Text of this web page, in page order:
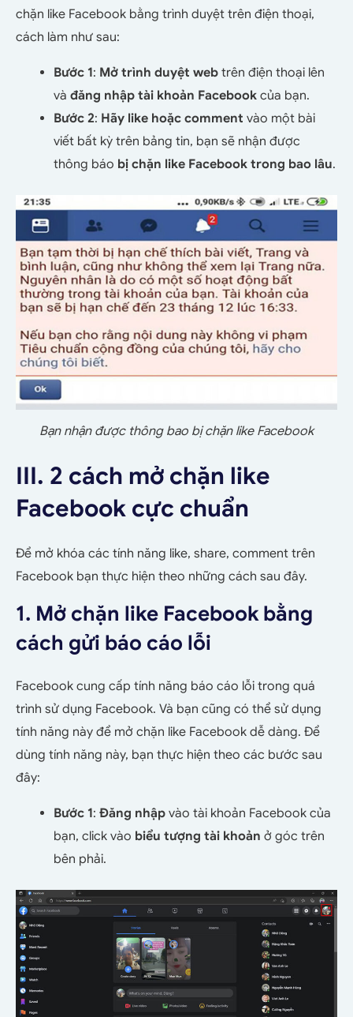
chặn like Facebook bằng trình duyệt trên điện thoại,
cách làm như sau:
Bước 1: Mở trình duyệt web trên điện thoại lên
và đăng nhập tài khoản Facebook của bạn.
Bước 2: Hãy like hoặc comment vào một bài
viết bất kỳ trên bảng tin, bạn sẽ nhận được
thông báo bị chặn like Facebook trong bao lâu.
Bạn nhận được thông bao bị chặn like Facebook
III. 2 cách mở chặn like
Facebook cực chuẩn
Để mở khóa các tính năng like, share, comment trên
Facebook bạn thực hiện theo những cách sau đây.
1. Mở chặn like Facebook bằng
cách gửi báo cáo lỗi
Facebook cung cấp tính năng báo cáo lỗi trong quá
trình sử dụng Facebook. Và bạn cũng có thể sử dụng
tính năng này để mở chặn like Facebook dễ dàng. Để
dùng tính năng này, bạn thực hiện theo các bước sau
đây:
Bước 1: Đăng nhập vào tài khoản Facebook của
bạn, click vào biểu tượng tài khoản ở góc trên
bên phải.